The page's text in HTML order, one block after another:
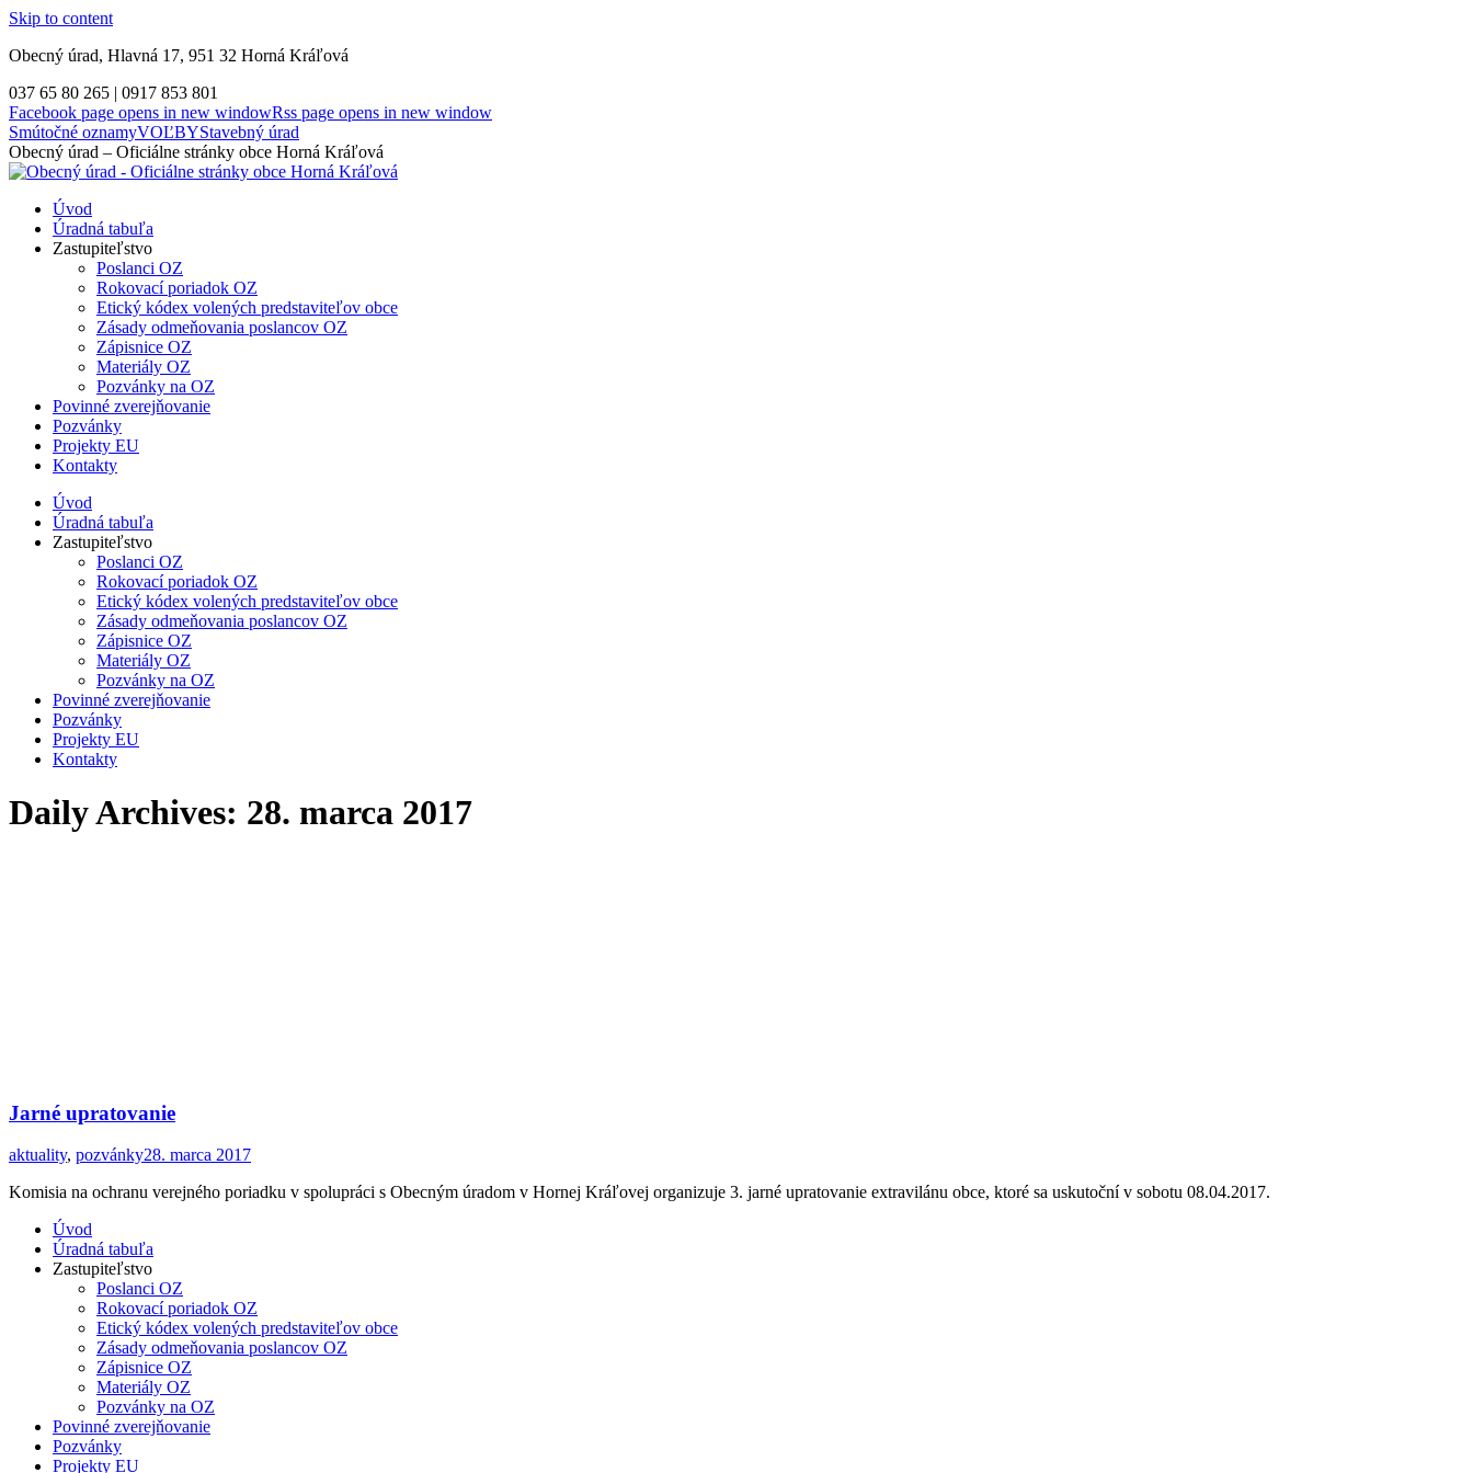
Skip to content
Obecný úrad, Hlavná 17, 951 32 Horná Kráľová
037 65 80 265 | 0917 853 801
Facebook page opens in new windowRss page opens in new window
Smútočné oznamyVOĽBYStavebný úrad
Obecný úrad – Oficiálne stránky obce Horná Kráľová
Úvod
Úradná tabuľa
Zastupiteľstvo
Poslanci OZ
Rokovací poriadok OZ
Etický kódex volených predstaviteľov obce
Zásady odmeňovania poslancov OZ
Zápisnice OZ
Materiály OZ
Pozvánky na OZ
Povinné zverejňovanie
Pozvánky
Projekty EU
Kontakty
Úvod
Úradná tabuľa
Zastupiteľstvo
Poslanci OZ
Rokovací poriadok OZ
Etický kódex volených predstaviteľov obce
Zásady odmeňovania poslancov OZ
Zápisnice OZ
Materiály OZ
Pozvánky na OZ
Povinné zverejňovanie
Pozvánky
Projekty EU
Kontakty
Daily Archives: 28. marca 2017
Jarné upratovanie
aktuality, pozvánky28. marca 2017
Komisia na ochranu verejného poriadku v spolupráci s Obecným úradom v Hornej Kráľovej organizuje 3. jarné upratovanie extravilánu obce, ktoré sa uskutoční v sobotu 08.04.2017.
Úvod
Úradná tabuľa
Zastupiteľstvo
Poslanci OZ
Rokovací poriadok OZ
Etický kódex volených predstaviteľov obce
Zásady odmeňovania poslancov OZ
Zápisnice OZ
Materiály OZ
Pozvánky na OZ
Povinné zverejňovanie
Pozvánky
Projekty EU